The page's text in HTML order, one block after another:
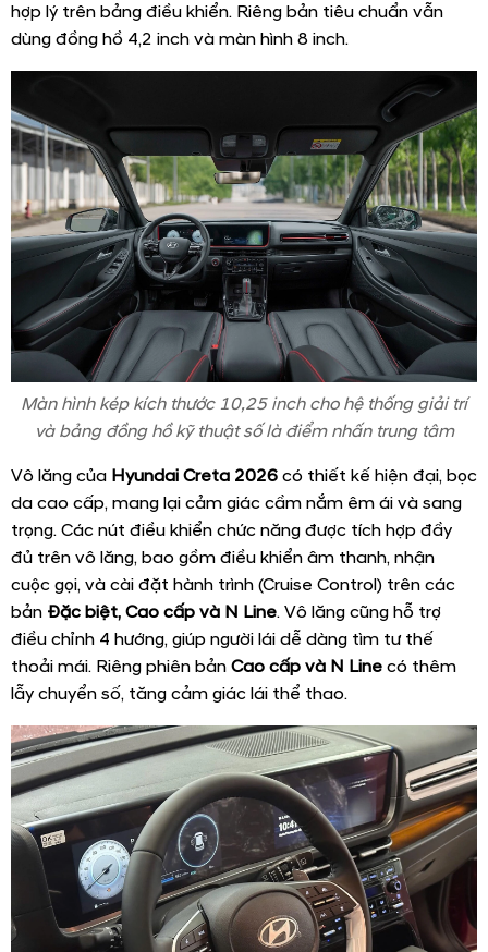
hợp lý trên bảng điều khiển. Riêng bản tiêu chuẩn vẫn
dùng đồng hồ 4,2 inch và màn hình 8 inch.
Màn hình kép kích thước 10,25 inch cho hệ thống giải trí
và bảng đồng hồ kỹ thuật số là điểm nhấn trung tâm
Vô lăng của Hyundai Creta 2026 có thiết kế hiện đại, bọc
da cao cấp, mang lại cảm giác cầm nắm êm ái và sang
trọng. Các nút điều khiển chức năng được tích hợp đầy
đủ trên vô lăng, bao gồm điều khiển âm thanh, nhận
cuộc gọi, và cài đặt hành trình (Cruise Control) trên các
bản Đặc biệt, Cao cấp và N Line. Vô lăng cũng hỗ trợ
điều chỉnh 4 hướng, giúp người lái dễ dàng tìm tư thế
thoải mái. Riêng phiên bản Cao cấp và N Line có thêm
lẫy chuyển số, tăng cảm giác lái thể thao.